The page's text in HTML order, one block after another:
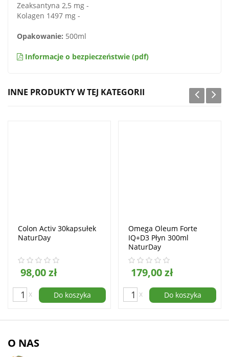
Zeaksantyna 2,5 mg -
Kolagen 1497 mg -
Opakowanie: 500ml
Informacje o bezpieczeństwie (pdf)
INNE PRODUKTY W TEJ KATEGORII
Colon Activ 30kapsułek
NaturDay
98,00 zł
x Do koszyka
Omega Oleum Forte
IQ+D3 Płyn 300ml
NaturDay
179,00 zł
x Do koszyka
O NAS